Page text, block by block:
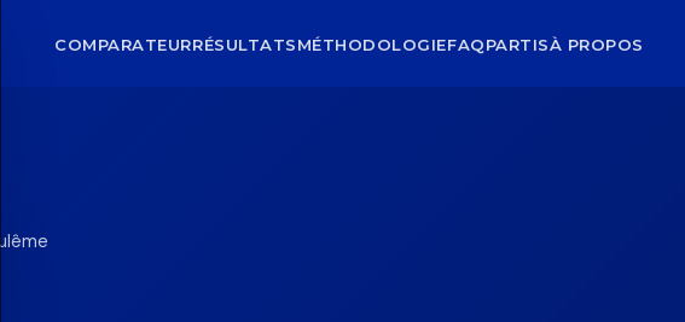
COMPARATEURRÉSULTATSMÉTHODOLOGIEFAQPARTISÀ PROPOS